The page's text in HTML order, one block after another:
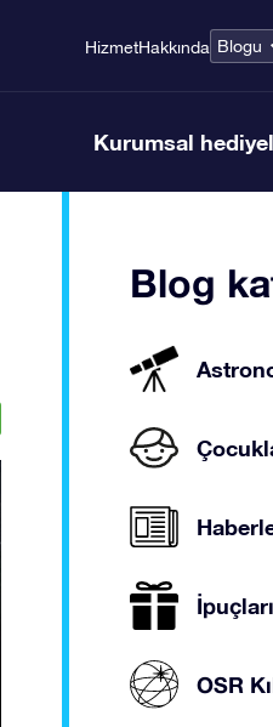
HizmetHakkında Blogu
Kurumsal
Blog
OSR